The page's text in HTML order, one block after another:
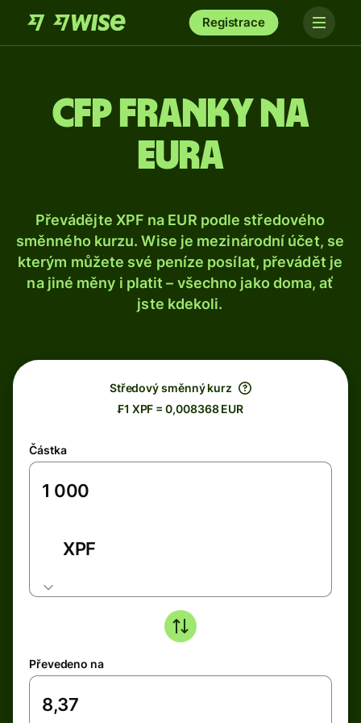
Registrace
CFP franky na
eura
Převádějte XPF na EUR podle středového
směnného kurzu. Wise je mezinárodní účet, se
kterým můžete své peníze posílat, převádět je
na jiné měny i platit – všechno jako doma, ať
jste kdekoli.
Středový směnný kurz
₣1 XPF = 0,008368 EUR
Částka
XPF
Převedeno na